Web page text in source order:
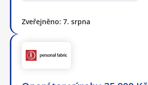
Zveřejněno: 7. srpna